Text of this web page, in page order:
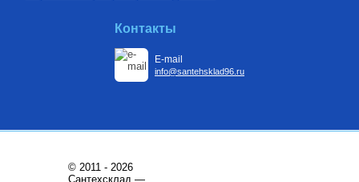
Контакты
E-mail
info@santehsklad96.ru
© 2011 - 2026
Сантехсклад —